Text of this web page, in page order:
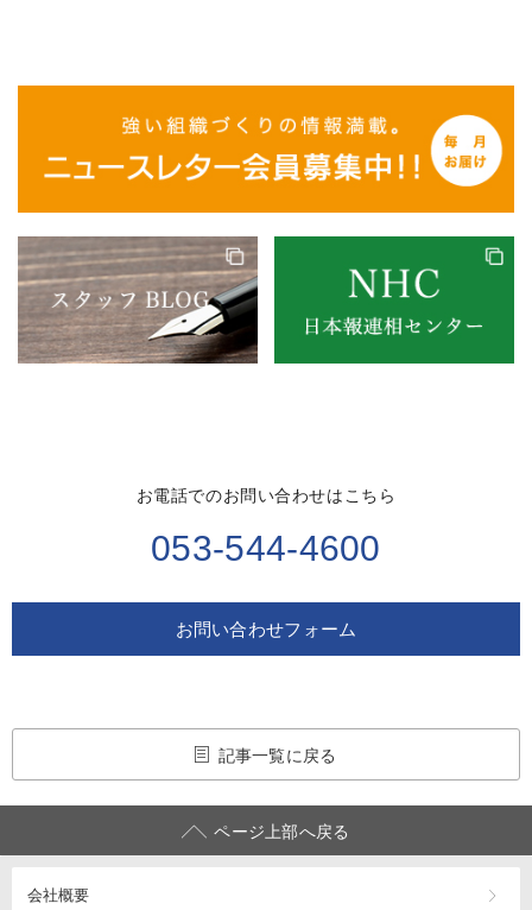
お電話でのお問い合わせはこちら
053-544-4600
お問い合わせフォーム
記事一覧に戻る
ページ上部へ戻る
会社概要